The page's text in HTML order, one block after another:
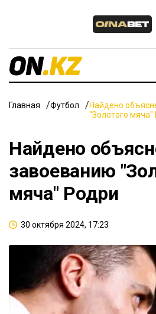
Главная Футбол
Найдено
"Золотого мяча"
Найдено
завоеванию
мяча" Родри
30 октября 2024, 17:23